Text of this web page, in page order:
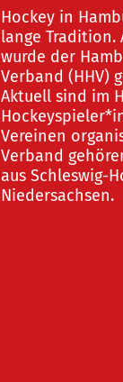
Hockey in
lange Tradition.
wurde der
Verband (HHV)
Aktuell sind im
Vereinen
Verband
aus Schleswig-
Niedersachsen.